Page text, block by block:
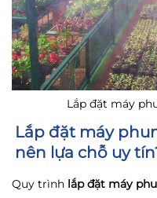
Lắp đặt máy
Lắp đặt máy
nên lựa chỗ uy
Quy trình lắp đặt máy